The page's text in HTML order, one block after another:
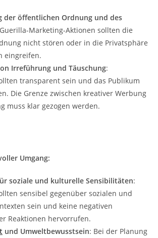
der öffentlichen Ordnung und des
Marketing-Aktionen sollten die
nicht stören oder in die Privatsphäre
eingreifen.
Irreführung und Täuschung:
transparent sein und das Publikum
Die Grenze zwischen kreativer Werbung
muss klar gezogen werden.
Umgang:
soziale und kulturelle Sensibilitäten:
sensibel gegenüber sozialen und
sein und keine negativen
Reaktionen hervorrufen.
und Umweltbewusstsein: Bei der Planung